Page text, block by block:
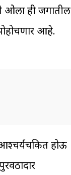
ओला ही जगातील
आहे.
आश्चर्यचकित होऊ